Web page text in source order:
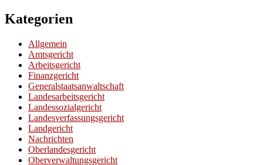
Kategorien
Allgemein
Amtsgericht
Arbeitsgericht
Finanzgericht
Generalstaatsanwaltschaft
Landesarbeitsgericht
Landessozialgericht
Landesverfassungsgericht
Landgericht
Nachrichten
Oberlandesgericht
Oberverwaltungsgericht